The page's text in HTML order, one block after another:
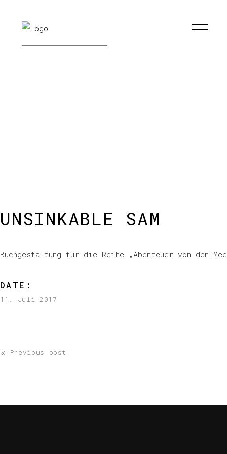
UNSINKABLE SAM
Buchgestaltung für die Reihe „Abenteuer von den
DATE:
11. Juli 2017
« Previous post